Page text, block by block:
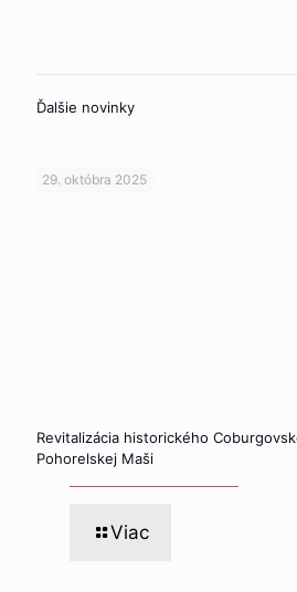
Ďalšie novinky
29. októbra 2025
Revitalizácia historického
Pohorelskej Maši
Viac